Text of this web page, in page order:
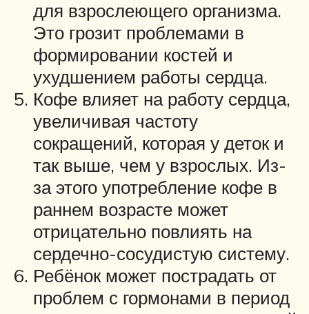
для взрослеющего организма.
Это грозит проблемами в
формировании костей и
ухудшением работы сердца.
Кофе влияет на работу сердца,
увеличивая частоту
сокращений, которая у деток и
так выше, чем у взрослых. Из-
за этого употребление кофе в
раннем возрасте может
отрицательно повлиять на
сердечно-сосудистую систему.
Ребёнок может пострадать от
проблем с гормонами в период